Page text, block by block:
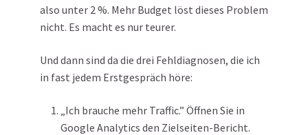
also unter 2 %. Mehr Budget löst dieses Problem
nicht. Es macht es nur teurer.
Und dann sind da die drei Fehldiagnosen, die ich
in fast jedem Erstgespräch höre:
„Ich brauche mehr Traffic.” Öffnen Sie in
Google Analytics den Zielseiten-Bericht.